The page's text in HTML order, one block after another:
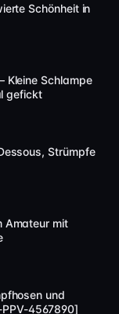
Schönheit in
Kleine Schlampe
gefickt
Strümpfe
Amateur mit
und
4567890]